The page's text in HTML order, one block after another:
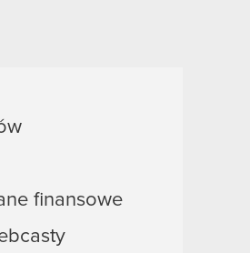
finansowe